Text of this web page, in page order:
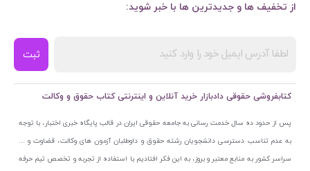
از تخفیف ها و جدیدترین ها با خبر شوید:
ثبت
کتابفروشی حقوقی دادبازار خرید آنلاین و اینترنتی کتاب حقوق و وکالت
پس از حدود ده سال خدمت رسانی به جامعه حقوقی ایران در قالب پایگاه خبری اختبار، با توجه
به عدم تناسب دسترسی دانشجویان رشته حقوق و داوطلبان آزمون های وکالت، قضاوت و ...
سراسر کشور به منابع معتبر و بروز، به این فکر افتادیم با استفاده از تجربه و تخصص تیم حرفه